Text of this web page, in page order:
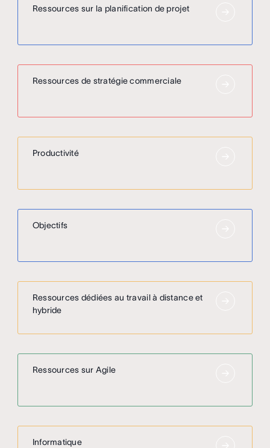
Ressources sur la planification de projet
Ressources de stratégie commerciale
Productivité
Objectifs
Ressources dédiées au travail à distance et
hybride
Ressources sur Agile
Informatique